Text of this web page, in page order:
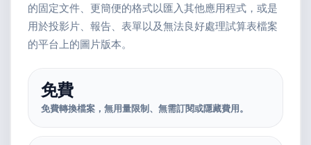
的固定文件、更簡便的格式以匯入其他應用程式，或是
用於投影片、報告、表單以及無法良好處理試算表檔案
的平台上的圖片版本。
免費
免費轉換檔案，無用量限制、無需訂閱或隱藏費用。